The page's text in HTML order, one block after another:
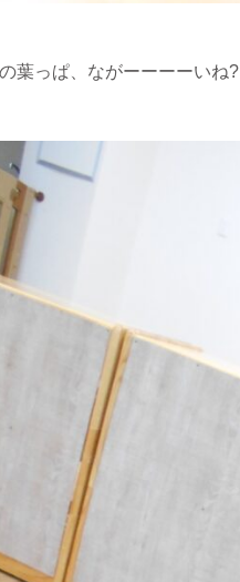
葉っぱ、ながーーーーいね?